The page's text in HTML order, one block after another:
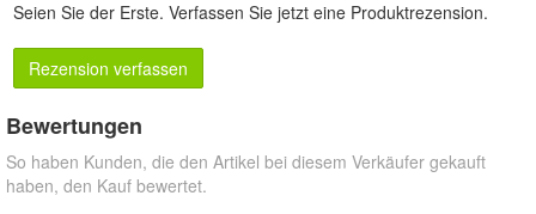
Seien Sie der Erste. Verfassen Sie jetzt eine Produktrezension.
Rezension verfassen
Bewertungen
So haben Kunden, die den Artikel bei diesem Verkäufer gekauft
haben, den Kauf bewertet.